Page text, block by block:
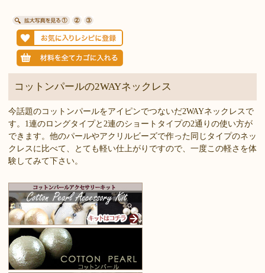
コットンパールの2WAYネックレス
今話題のコットンパールをアイピンでつないだ2WAYネックレスで
す。1連のロングタイプと2連のショートタイプの2通りの使い方が
できます。他のパールやアクリルビーズで作った同じタイプのネッ
クレスに比べて、とても軽い仕上がりですので、一度この軽さを体
験してみて下さい。